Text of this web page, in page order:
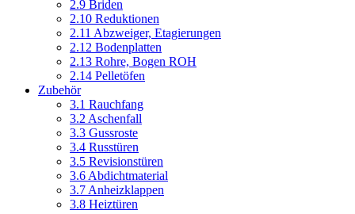
2.9 Briden
2.10 Reduktionen
2.11 Abzweiger, Etagierungen
2.12 Bodenplatten
2.13 Rohre, Bogen ROH
2.14 Pelletöfen
Zubehör
3.1 Rauchfang
3.2 Aschenfall
3.3 Gussroste
3.4 Russtüren
3.5 Revisionstüren
3.6 Abdichtmaterial
3.7 Anheizklappen
3.8 Heiztüren